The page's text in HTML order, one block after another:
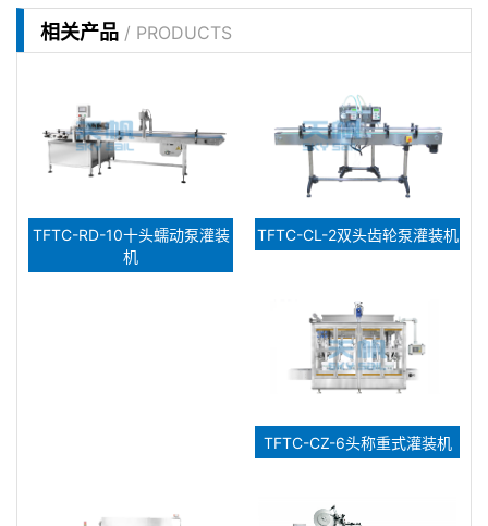
相关产品 / PRODUCTS
TFTC-RD-10十头蠕动泵灌装
机
TFTC-CL-2双头齿轮泵灌装机
TFTC-CZ-6头称重式灌装机